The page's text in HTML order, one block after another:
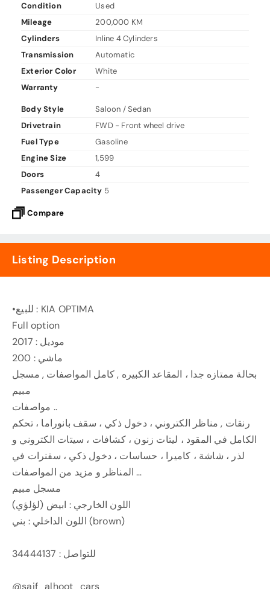
Condition
Used
Mileage
200,000 KM
Cylinders
Inline 4 Cylinders
Transmission
Automatic
Exterior Color
White
Warranty
-
Body Style
Saloon / Sedan
Drivetrain
FWD - Front wheel drive
Fuel Type
Gasoline
Engine Size
1,599
Doors
4
Passenger Capacity 5
Compare
Listing Description
•للبيع : KIA OPTIMA
Full option
موديل : 2017
ماشي : 200
بحالة ممتازه جدا ، المقاعد الكبيره , كامل المواصفات , مسجل
مبيم
مواصفات ..
رنقات , مناظر الكتروني ، دخول ذكي ، سقف بانوراما ، تحكم
الكامل في المقود ، ليتات زنون ، كشافات ، سيتات الكتروني و
لذر ، شاشة ، كاميرا ، حساسات ، دخول ذكي ، سقنرات في
المناظر و مزيد من المواصفات …
مسجل مبيم
اللون الخارجي : ابيض (لؤلؤي)
اللون الداخلي : بني (brown)
للتواصل : 34444137
@saif_alhoot_cars